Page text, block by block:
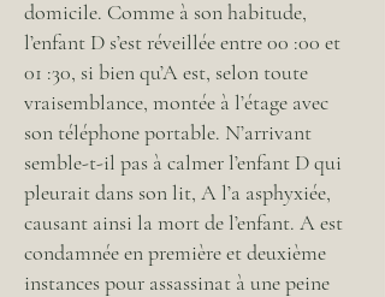
domicile. Comme à son habitude,
l’enfant D s’est réveillée entre 00 :00 et
01 :30, si bien qu’A est, selon toute
vraisemblance, montée à l’étage avec
son téléphone portable. N’arrivant
semble-t-il pas à calmer l’enfant D qui
pleurait dans son lit, A l’a asphyxiée,
causant ainsi la mort de l’enfant. A est
condamnée en première et deuxième
instances pour assassinat à une peine